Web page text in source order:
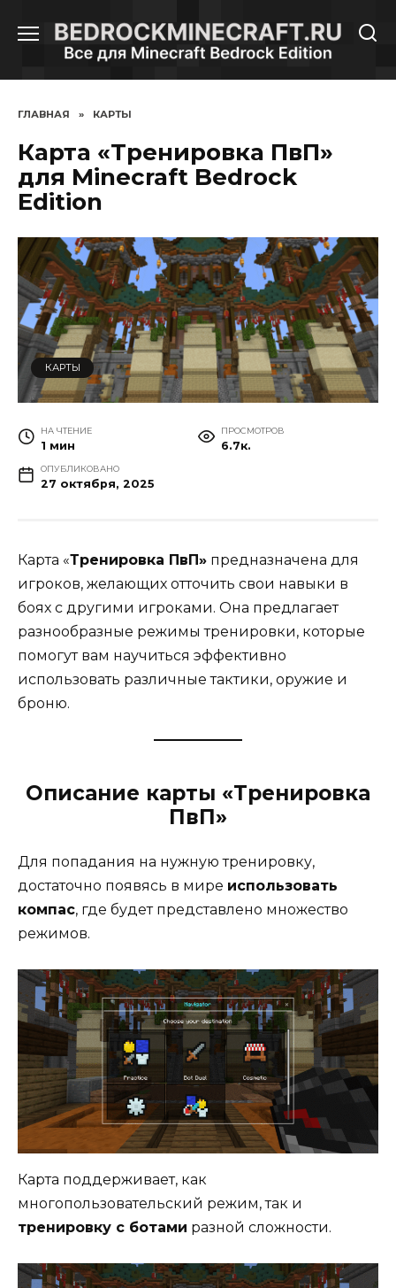
содержанию
ГЛАВНАЯ » КАРТЫ
Карта «Тренировка ПвП»
для Minecraft Bedrock
Edition
КАРТЫ
НА ЧТЕНИЕ
1 мин
ПРОСМОТРОВ
6.7к.
ОПУБЛИКОВАНО
27 октября, 2025
Карта «Тренировка ПвП» предназначена для
игроков, желающих отточить свои навыки в
боях с другими игроками. Она предлагает
разнообразные режимы тренировки, которые
помогут вам научиться эффективно
использовать различные тактики, оружие и
броню.
Описание карты «Тренировка
ПвП»
Для попадания на нужную тренировку,
достаточно появясь в мире использовать
компас, где будет представлено множество
режимов.
Карта поддерживает, как
многопользовательский режим, так и
тренировку с ботами разной сложности.